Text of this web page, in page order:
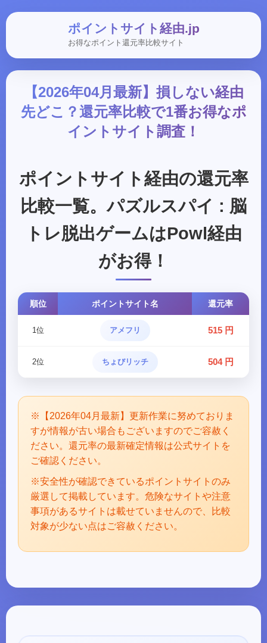
ポイントサイト経由.jp
お得なポイント還元率比較サイト
【2026年04月最新】損しない経由
先どこ？還元率比較で1番お得なポ
イントサイト調査！
ポイントサイト経由の還元率
比較一覧。パズルスパイ : 脳
トレ脱出ゲームはPowl経由
がお得！
順位 ポイントサイト名 還元率
1位 アメフリ 515 円
2位 ちょびリッチ 504 円
※【2026年04月最新】更新作業に努めておりま
すが情報が古い場合もございますのでご容赦く
ださい。還元率の最新確定情報は公式サイトを
ご確認ください。
※安全性が確認できているポイントサイトのみ
厳選して掲載しています。危険なサイトや注意
事項があるサイトは載せていませんので、比較
対象が少ない点はご容赦ください。